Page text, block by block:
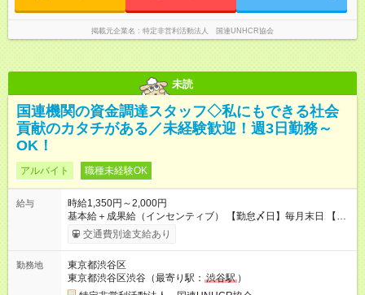
掲載元企業名 特定非営利活動法人 国連UNHCR協会
未読
国連機関の資金調達スタッフ◇私にもできる社会
貢献のカタチがある／未経験歓迎！週3日勤務～
OK！
アルバイト 職種未経験OK
給与
時給1,350円～2,000円
基本給＋成果給（インセンティブ） 【勤怠〆日】毎月末日 【給
与支払】翌月15日 下記はモデルの月収例です。詳細は面接でご
案内します。 ────── モデル月収 ────── 【週3日／月12日
万(時給1400円～) 【週4日／月16日勤務の場合】 1年目:月収
20.5万(時給1350円～) 2年目:月収25.6万(時給1400円～) 【週5日
交通費別途支給あり
勤務地
東京都渋谷区
東京都渋谷区渋谷（最寄り駅： 渋谷駅 ）